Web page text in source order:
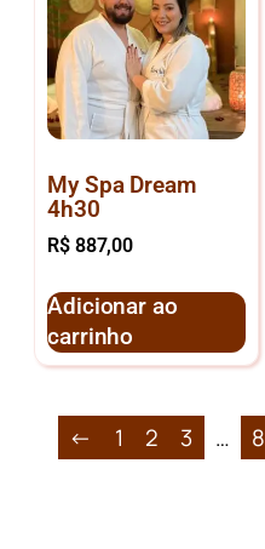
My Spa Dream
4h30
R$887,00
Adicionar ao
carrinho
← 1 2 3 … 8